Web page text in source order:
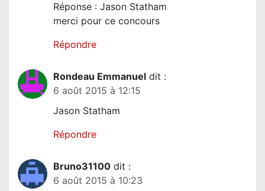
Réponse : Jason Statham
merci pour ce concours
Répondre
Rondeau Emmanuel dit :
6 août 2015 à 12:15
Jason Statham
Répondre
Bruno31100 dit :
6 août 2015 à 10:23